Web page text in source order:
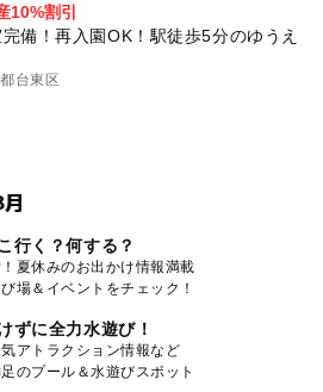
10%割引
備！再入園OK！駅徒歩5分のゆうえ
台東区
行く？何する？
夏休みのお出かけ情報満載
場＆イベントをチェック！
ずに全力水遊び！
アトラクション情報など
のプール＆水遊びスポット